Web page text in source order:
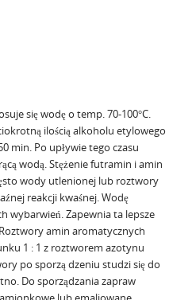
się wodę o temp. 70-100°C.
ilością alkoholu etylowego
min. Po upływie tego czasu
wodą. Stężenie futramin i amin
wody utlenionej lub roztwory
reakcji kwaśnej. Wodę
wybarwień. Zapewnia ta lepsze
amin aromatycznych
1 : 1 z roztworem azotynu
po sporzą dzeniu studzi się do
Do sporządzania zapraw